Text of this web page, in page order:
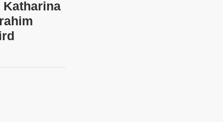
Katharina